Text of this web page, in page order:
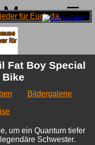
Menu
für
Fat Boy Special
Bike
Bildergalerie
um ein Quantum tiefer
Schwester.